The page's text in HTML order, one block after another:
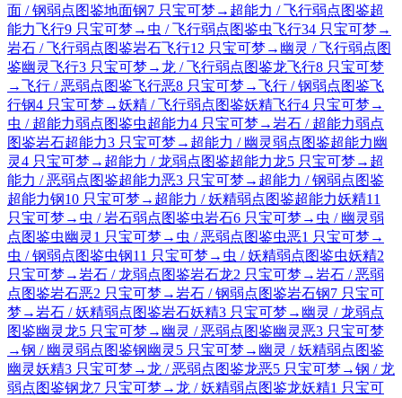
面 / 钢弱点图鉴地面钢7 只宝可梦→ 超能力 / 飞行弱点图鉴超
能力飞行9 只宝可梦→ 虫 / 飞行弱点图鉴虫飞行34 只宝可梦→
岩石 / 飞行弱点图鉴岩石飞行12 只宝可梦→ 幽灵 / 飞行弱点图
鉴幽灵飞行3 只宝可梦→龙 / 飞行弱点图鉴龙飞行8 只宝可梦
→飞行 / 恶弱点图鉴飞行恶8 只宝可梦→飞行 / 钢弱点图鉴飞
行钢4 只宝可梦→妖精 / 飞行弱点图鉴妖精飞行4 只宝可梦→
虫 / 超能力弱点图鉴虫超能力4 只宝可梦→岩石 / 超能力弱点
图鉴岩石超能力3 只宝可梦→ 超能力 / 幽灵弱点图鉴超能力幽
灵4 只宝可梦→ 超能力 / 龙弱点图鉴超能力龙5 只宝可梦→ 超
能力 / 恶弱点图鉴超能力恶3 只宝可梦→ 超能力 / 钢弱点图鉴
超能力钢10 只宝可梦→ 超能力 / 妖精弱点图鉴超能力妖精11
只宝可梦→ 虫 / 岩石弱点图鉴虫岩石6 只宝可梦→ 虫 / 幽灵弱
点图鉴虫幽灵 1 只宝可梦→ 虫 / 恶弱点图鉴虫恶1 只宝可梦→
虫 / 钢弱点图鉴虫钢11 只宝可梦→ 虫 / 妖精弱点图鉴虫妖精2
只宝可梦→岩石 / 龙弱点图鉴岩石龙2 只宝可梦→岩石 / 恶弱
点图鉴岩石恶2 只宝可梦→岩石 / 钢弱点图鉴岩石钢7 只宝可
梦→岩石 / 妖精弱点图鉴岩石妖精3 只宝可梦→ 幽灵 / 龙弱点
图鉴幽灵龙5 只宝可梦→ 幽灵 / 恶弱点图鉴幽灵恶3 只宝可梦
→钢 / 幽灵弱点图鉴钢幽灵 5 只宝可梦→ 幽灵 / 妖精弱点图鉴
幽灵妖精3 只宝可梦→龙 / 恶弱点图鉴龙恶5 只宝可梦→钢 / 龙
弱点图鉴钢龙7 只宝可梦→龙 / 妖精弱点图鉴龙妖精1 只宝可